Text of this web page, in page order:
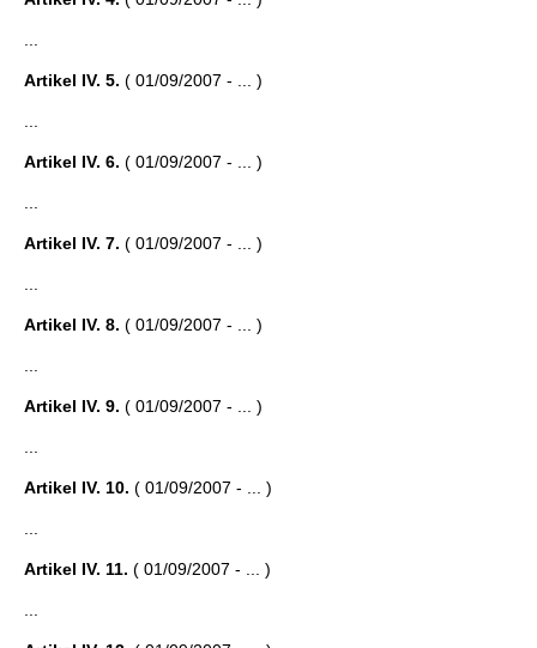
Artikel IV. 5. ( 01/09/2007 - ... )
Artikel IV. 6. ( 01/09/2007 - ... )
Artikel IV. 7. ( 01/09/2007 - ... )
Artikel IV. 8. ( 01/09/2007 - ... )
Artikel IV. 9. ( 01/09/2007 - ... )
Artikel IV. 10. ( 01/09/2007 - ... )
Artikel IV. 11. ( 01/09/2007 - ... )